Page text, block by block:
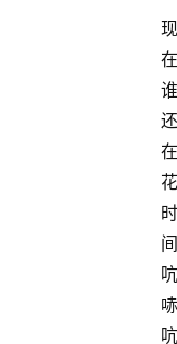
现
在
谁
还
在
花
时
间
吭
哧
吭